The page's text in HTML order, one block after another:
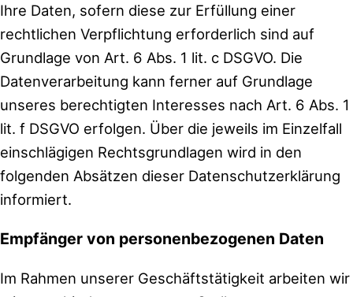
Ihre Daten, sofern diese zur Erfüllung einer
rechtlichen Verpflichtung erforderlich sind auf
Grundlage von Art. 6 Abs. 1 lit. c DSGVO. Die
Datenverarbeitung kann ferner auf Grundlage
unseres berechtigten Interesses nach Art. 6 Abs. 1
lit. f DSGVO erfolgen. Über die jeweils im Einzelfall
einschlägigen Rechtsgrundlagen wird in den
folgenden Absätzen dieser Datenschutzerklärung
informiert.
Empfänger von personenbezogenen Daten
Im Rahmen unserer Geschäftstätigkeit arbeiten wir